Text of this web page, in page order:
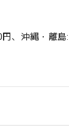
、沖縄・離